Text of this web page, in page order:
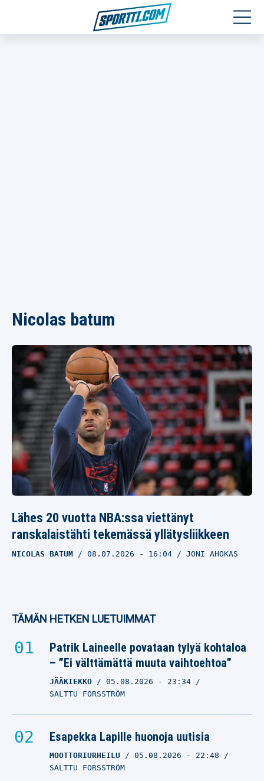
Nicolas batum
Lähes 20 vuotta NBA:ssa viettänyt
ranskalaistähti tekemässä yllätysliikkeen
NICOLAS BATUM 08.07.2026 - 16:04 JONI AHOKAS
TÄMÄN HETKEN LUETUIMMAT
Patrik Laineelle povataan tylyä kohtaloa
– ”Ei välttämättä muuta vaihtoehtoa”
JÄÄKIEKKO 05.08.2026 - 23:34
SALTTU FORSSTRÖM
Esapekka Lapille huonoja uutisia
MOOTTORIURHEILU 05.08.2026 - 22:48
SALTTU FORSSTRÖM